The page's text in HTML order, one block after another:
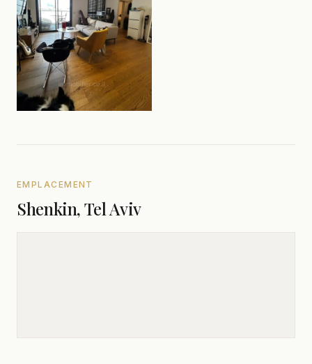
EMPLACEMENT
Shenkin, Tel Aviv